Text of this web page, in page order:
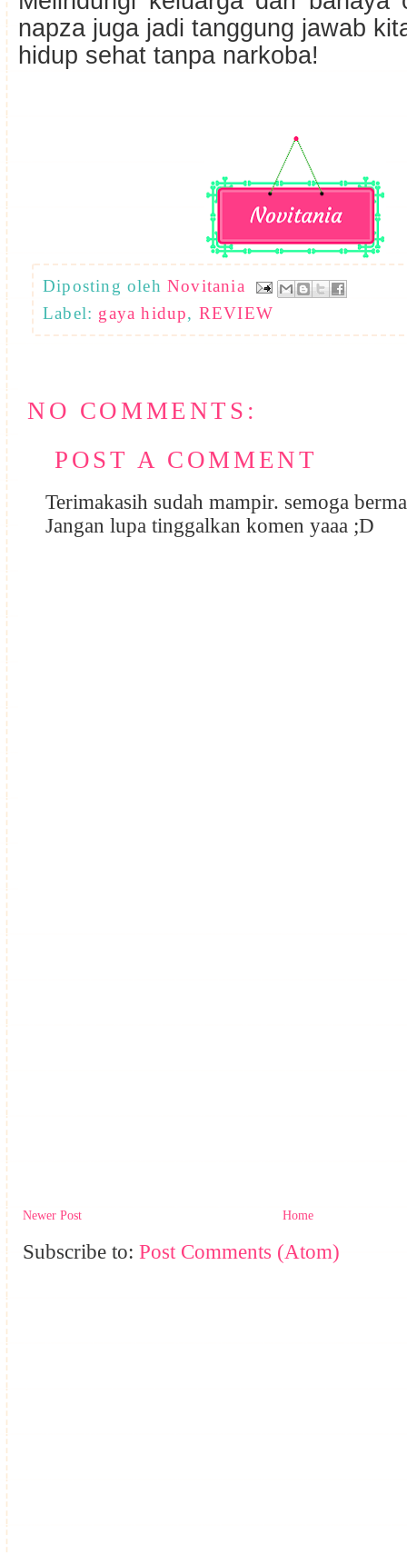
napza juga jadi tanggung jawab
hidup sehat tanpa narkoba!
Diposting oleh Novitania
Label: gaya hidup, REVIEW
NO COMMENTS:
POST A COMMENT
Terimakasih sudah mampir. semoga
Jangan lupa tinggalkan komen yaaa ;D
Newer Post Home
Subscribe to: Post Comments (Atom)